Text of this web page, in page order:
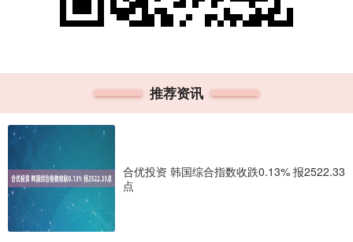
推荐资讯
合优投资 韩国综合指数收跌0.13% 报2522.33
点